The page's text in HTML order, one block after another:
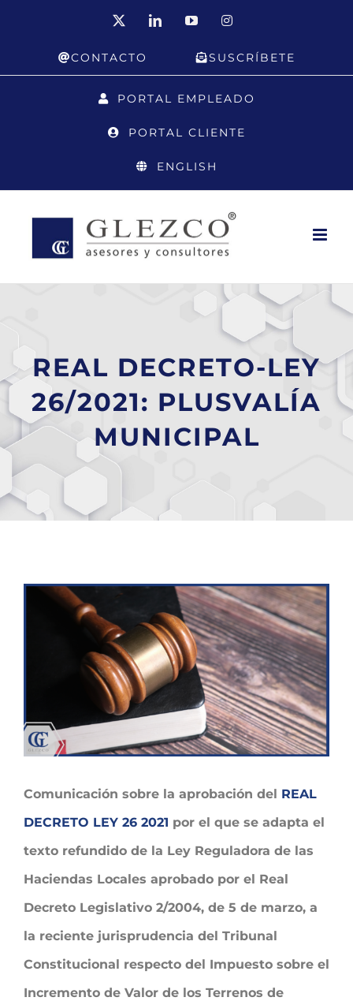
LinkedInYouTubeInstagram
CONTACTO SUSCRÍBETE
PORTAL EMPLEADO
PORTAL CLIENTE
ENGLISH
REAL DECRETO-LEY
26/2021: PLUSVALÍA
MUNICIPAL
Comunicación sobre la aprobación del REAL
DECRETO LEY 26 2021 por el que se adapta el
texto refundido de la Ley Reguladora de las
Haciendas Locales aprobado por el Real
Decreto Legislativo 2/2004, de 5 de marzo, a
la reciente jurisprudencia del Tribunal
Constitucional respecto del Impuesto sobre el
Incremento de Valor de los Terrenos de